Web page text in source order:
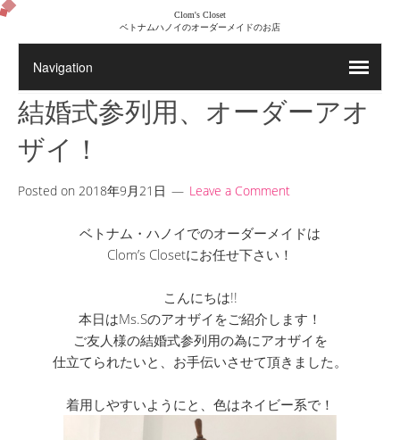
Clom's Closet
ベトナムハノイのオーダーメイドのお店
結婚式参列用、オーダーアオ
ザイ！
Posted on 2018年9月21日 Leave a Comment
ベトナム・ハノイでのオーダーメイドは
Clom’s Closetにお任せ下さい！
こんにちは!!
本日はMs.Sのアオザイをご紹介します！
ご友人様の結婚式参列用の為にアオザイを
仕立てられたいと、お手伝いさせて頂きました。
着用しやすいようにと、色はネイビー系で！